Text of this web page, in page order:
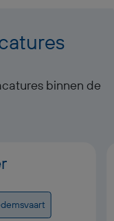
binnen de